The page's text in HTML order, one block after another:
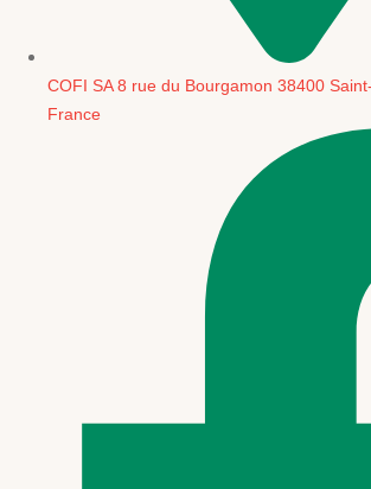
COFI SA 8 rue du Bourgamon 38400
France